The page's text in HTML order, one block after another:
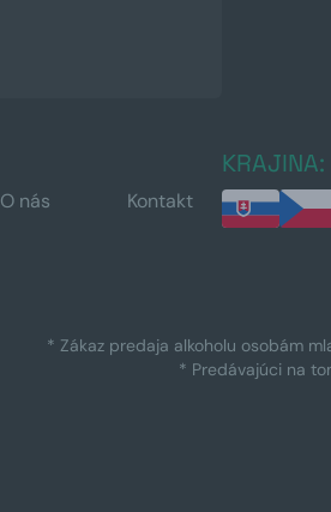
O nás Kontakt
KRAJINA:
* Zákaz predaja alkoholu osobám
* Predávajúci na